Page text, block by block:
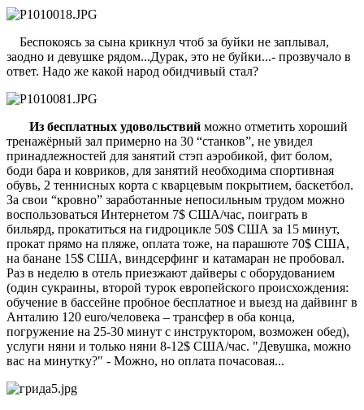
Беспокоясь за сына крикнул чтоб за буйки не заплывал,
заодно и девушке рядом...Дурак, это не буйки...- прозвучало в
ответ. Надо же какой народ обидчивый стал?
Из бесплатных удовольствий можно отметить хороший
тренажёрный зал примерно на 30 “станков”, не увидел
принадлежностей для занятий стэп аэробикой, фит болом,
боди бара и ковриков, для занятий необходима спортивная
обувь, 2 теннисных корта с кварцевым покрытием, баскетбол.
За свои “кровно” заработанные непосильным трудом можно
воспользоваться Интернетом 7$ США/час, поиграть в
бильярд, прокатиться на гидроцикле 50$ США за 15 минут,
прокат прямо на пляже, оплата тоже, на парашюте 70$ США,
на банане 15$ США, виндсерфинг и катамаран не пробовал.
Раз в неделю в отель приезжают дайверы с оборудованием
(один сукраины, второй турок европейского происхождения:
обучение в бассейне пробное бесплатное и выезд на дайвинг в
Анталию 120 euro/человека – трансфер в оба конца,
погружение на 25-30 минут с инструктором, возможен обед),
услуги няни и только няни 8-12$ США/час. "Девушка, можно
вас на минутку?" - Можно, но оплата почасовая...